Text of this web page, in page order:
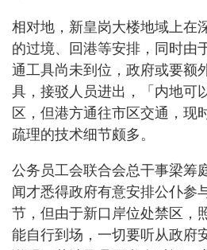
相对地，新皇岗大楼地域上在
的过境、回港等安排，同时由
通工具尚未到位，政府或要额
具，接驳人员进出，「内地可
区，但港方通往市区交通，现
疏理的技术细节颇多。
公务员工会联合会总干事梁筹
闻才悉得政府有意安排公仆参
节，但由于新口岸位处禁区，
能自行到场，一切要听从政府